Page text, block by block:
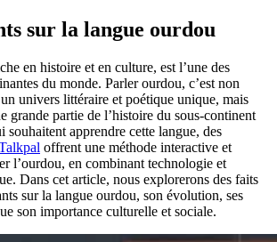
sur la langue ourdou
en histoire et en culture, est l’une des
du monde. Parler ourdou, c’est non
univers littéraire et poétique unique, mais
grande partie de l’histoire du sous-continent
souhaitent apprendre cette langue, des
offrent une méthode interactive et
l’ourdou, en combinant technologie et
Dans cet article, nous explorerons des faits
sur la langue ourdou, son évolution, ses
son importance culturelle et sociale.